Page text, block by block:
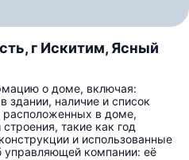
г Искитим, Ясный
о доме, включая:
здании, наличие и список
расположенных в доме,
такие как год
и использованные
компании: её